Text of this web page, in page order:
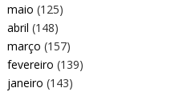
maio (125)
abril (148)
março (157)
fevereiro (139)
janeiro (143)